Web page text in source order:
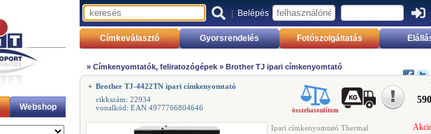
Webshop
|Belépés
Címkeválasztó Gyorsrendelés Fotószolgáltatás
» Címkenyomtatók, feliratozógépek » Brother TJ ipari címkenyomtató
Brother TJ-4422TN ipari címkenyomtató
cikkszám: 22934
vonalkód: EAN 4977766804646
összehasonlítom
Ipari címkenyomtató Thermal